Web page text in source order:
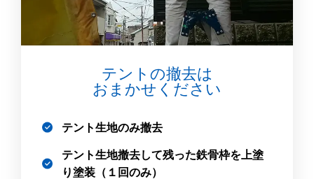
テントの撤去は
おまかせください
テント生地のみ撤去
テント生地撤去して残った鉄骨枠を上塗
り塗装（１回のみ）